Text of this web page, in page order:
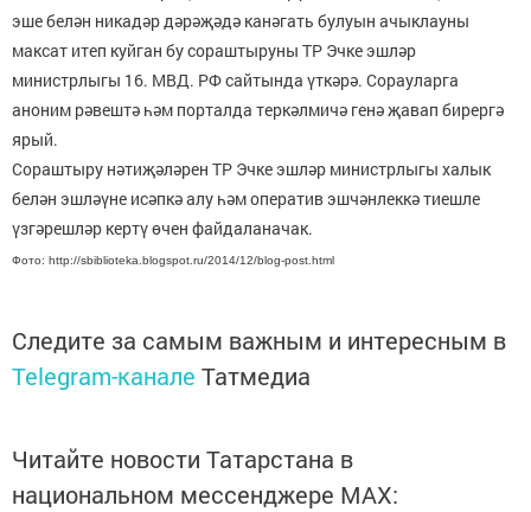
эше белән никадәр дәрәҗәдә канәгать булуын ачыклауны
максат итеп куйган бу сораштыруны ТР Эчке эшләр
министрлыгы 16. МВД. РФ сайтында үткәрә. Сорауларга
аноним рәвештә һәм порталда теркәлмичә генә җавап бирергә
ярый.
Сораштыру нәтиҗәләрен ТР Эчке эшләр министрлыгы халык
белән эшләүне исәпкә алу һәм оператив эшчәнлеккә тиешле
үзгәрешләр кертү өчен файдаланачак.
Фото: http://sbiblioteka.blogspot.ru/2014/12/blog-post.html
Следите за самым важным и интересным в
Telegram-канале Татмедиа
Читайте новости Татарстана в
национальном мессенджере MАХ: